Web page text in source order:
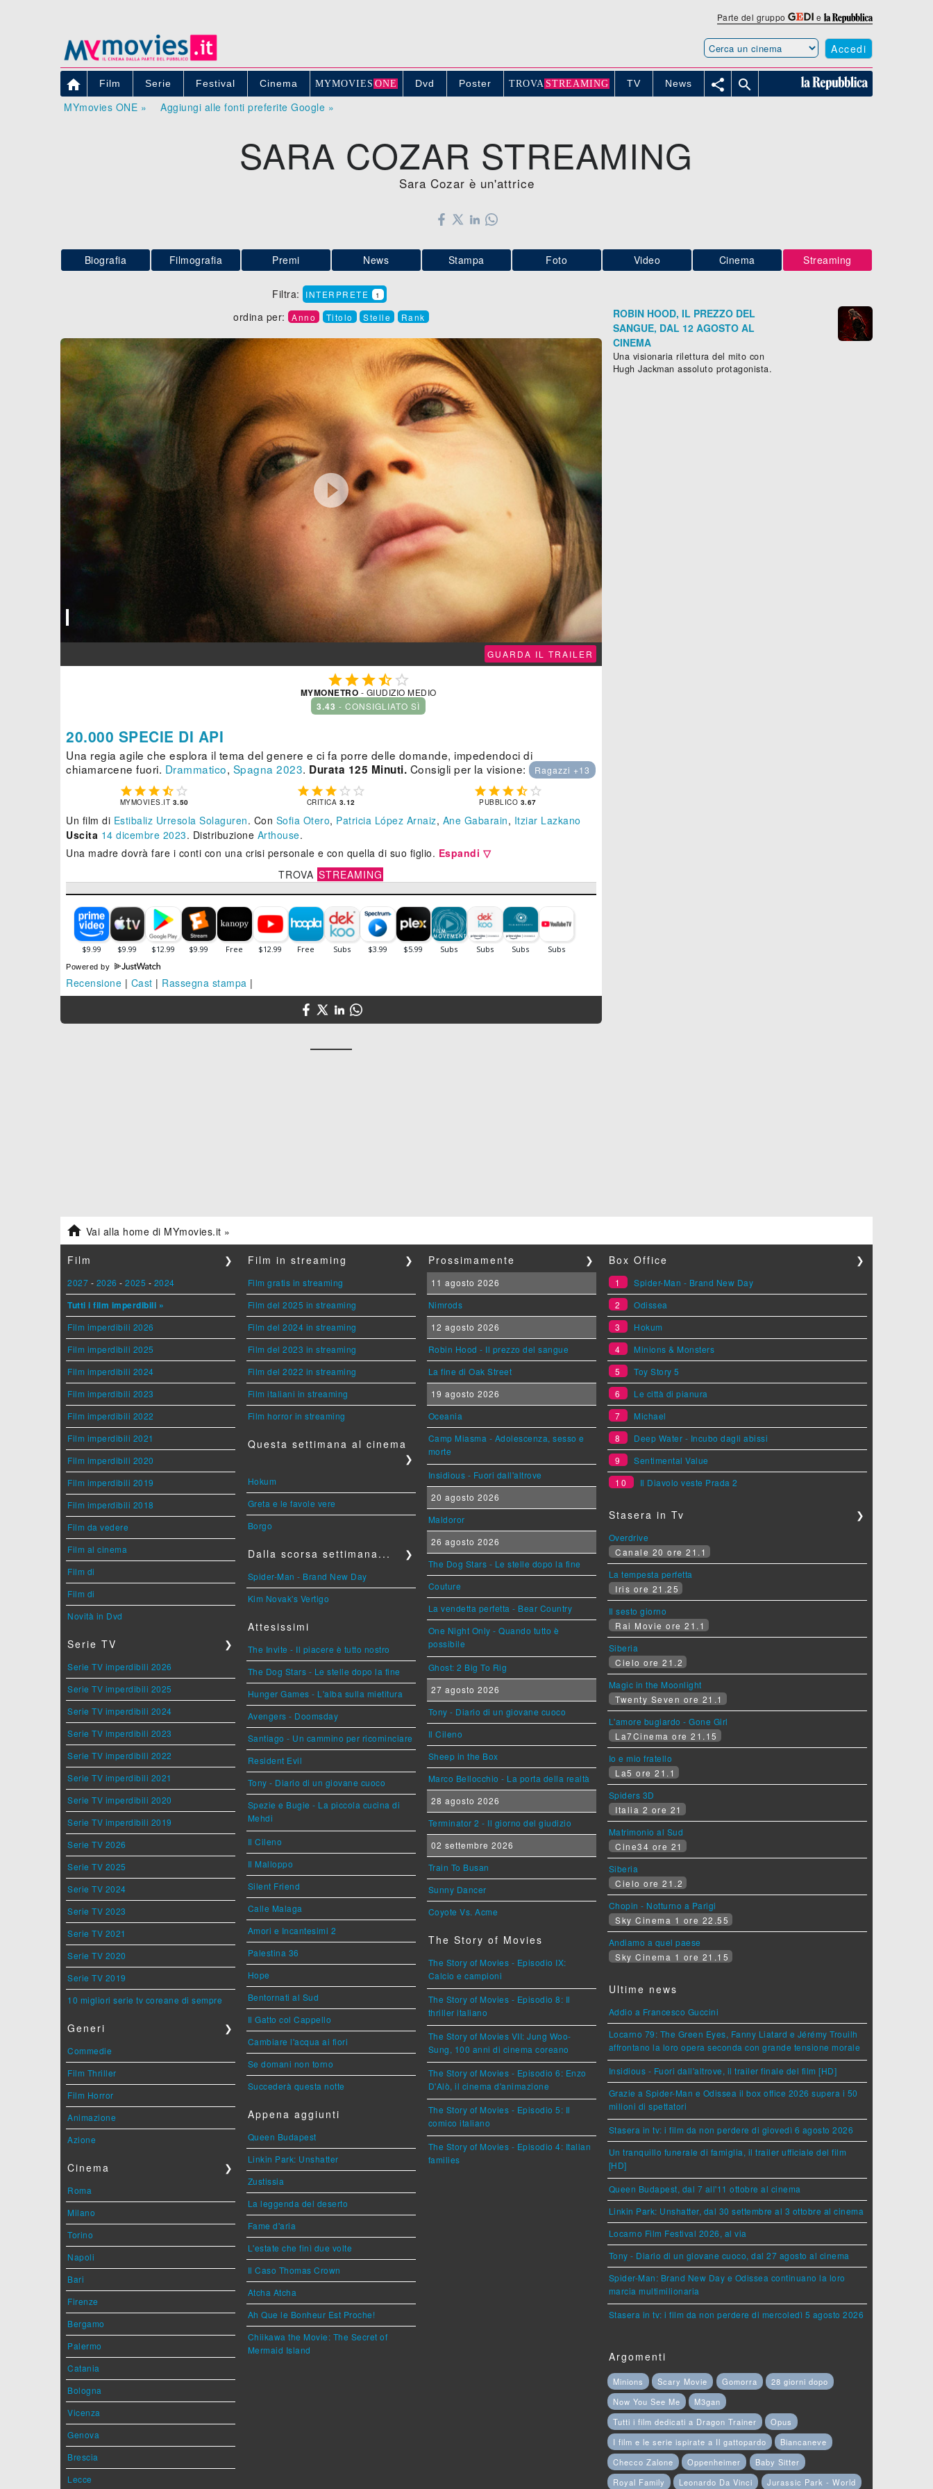
Parte del gruppo e
Accedi
 Film Serie Festival Cinema MYMOVIE S ONE Dvd Poster TROVA STREAMING TV News  
MYmovies ONE » Aggiungi alle fonti preferite Google »
SARA COZAR STREAMING
Sara Cozar è un'attrice
Biografia Filmografia Premi News Stampa Foto Video Cinema Streaming
Filtra: INTERPRETE 1
ordina per: Anno Titolo Stelle Rank

GUARDA IL TRAILER
 
MYMONETRO - GIUDIZIO MEDIO
3.43 - CONSIGLIATO SÌ
20.000 SPECIE DI API
Una regia agile che esplora il tema del genere e ci fa porre delle domande, impedendoci di
chiamarcene fuori. Drammatico, Spagna 2023. Durata 125 Minuti. Consigli per la visione: Ragazzi +13
    
MYMOVIES.IT 3.50
    
CRITICA 3.12
    
PUBBLICO 3.67
Un film di Estibaliz Urresola Solaguren. Con Sofia Otero, Patricia López Arnaiz, Ane Gabarain, Itziar Lazkano
Uscita 14 dicembre 2023. Distribuzione Arthouse.
Una madre dovrà fare i conti con una crisi personale e con quella di suo figlio. Espandi ▽
TROVA STREAMING
Powered by
Recensione | Cast | Rassegna stampa |
ROBIN HOOD, IL PREZZO DEL
SANGUE, DAL 12 AGOSTO AL
CINEMA
Una visionaria rilettura del mito con
Hugh Jackman assoluto protagonista.
 Vai alla home di MYmovies.it »
Film ❯
2027 - 2026 - 2025 - 2024
Tutti i film imperdibili »
Film imperdibili 2026
Film imperdibili 2025
Film imperdibili 2024
Film imperdibili 2023
Film imperdibili 2022
Film imperdibili 2021
Film imperdibili 2020
Film imperdibili 2019
Film imperdibili 2018
Film da vedere
Film al cinema
Film di
Film di
Novità in Dvd
Serie TV ❯
Serie TV imperdibili 2026
Serie TV imperdibili 2025
Serie TV imperdibili 2024
Serie TV imperdibili 2023
Serie TV imperdibili 2022
Serie TV imperdibili 2021
Serie TV imperdibili 2020
Serie TV imperdibili 2019
Serie TV 2026
Serie TV 2025
Serie TV 2024
Serie TV 2023
Serie TV 2021
Serie TV 2020
Serie TV 2019
10 migliori serie tv coreane di sempre
Generi ❯
Commedie
Film Thriller
Film Horror
Animazione
Azione
Cinema ❯
Roma
Milano
Torino
Napoli
Bari
Firenze
Bergamo
Palermo
Catania
Bologna
Vicenza
Genova
Brescia
Lecce
Film in streaming ❯
Film gratis in streaming
Film del 2025 in streaming
Film del 2024 in streaming
Film del 2023 in streaming
Film del 2022 in streaming
Film italiani in streaming
Film horror in streaming
Questa settimana al cinema
❯
Hokum
Greta e le favole vere
Borgo
Dalla scorsa settimana... ❯
Spider-Man - Brand New Day
Kim Novak's Vertigo
Attesissimi
The Invite - Il piacere è tutto nostro
The Dog Stars - Le stelle dopo la fine
Hunger Games - L'alba sulla mietitura
Avengers - Doomsday
Santiago - Un cammino per ricominciare
Resident Evil
Tony - Diario di un giovane cuoco
Spezie e Bugie - La piccola cucina di
Mehdi
Il Cileno
Il Malloppo
Silent Friend
Calle Malaga
Amori e Incantesimi 2
Palestina 36
Hope
Bentornati al Sud
Il Gatto col Cappello
Cambiare l'acqua ai fiori
Se domani non torno
Succederà questa notte
Appena aggiunti
Queen Budapest
Linkin Park: Unshatter
Zustissia
La leggenda del deserto
Fame d'aria
L'estate che finì due volte
Il Caso Thomas Crown
Atcha Atcha
Ah Que le Bonheur Est Proche!
Chiikawa the Movie: The Secret of
Mermaid Island
Prossimamente ❯
11 agosto 2026
Nimrods
12 agosto 2026
Robin Hood - Il prezzo del sangue
La fine di Oak Street
19 agosto 2026
Oceania
Camp Miasma - Adolescenza, sesso e
morte
Insidious - Fuori dall'altrove
20 agosto 2026
Maldoror
26 agosto 2026
The Dog Stars - Le stelle dopo la fine
Couture
La vendetta perfetta - Bear Country
One Night Only - Quando tutto è
possibile
Ghost: 2 Big To Rig
27 agosto 2026
Tony - Diario di un giovane cuoco
Il Cileno
Sheep in the Box
Marco Bellocchio - La porta della realtà
28 agosto 2026
Terminator 2 - Il giorno del giudizio
02 settembre 2026
Train To Busan
Sunny Dancer
Coyote Vs. Acme
The Story of Movies
The Story of Movies - Episodio IX:
Calcio e campioni
The Story of Movies - Episodio 8: Il
thriller italiano
The Story of Movies VII: Jung Woo-
Sung, 100 anni di cinema coreano
The Story of Movies - Episodio 6: Enzo
D'Alò, il cinema d'animazione
The Story of Movies - Episodio 5: Il
comico italiano
The Story of Movies - Episodio 4: Italian
families
Box Office ❯
1
Spider-Man - Brand New Day
2
Odissea
3
Hokum
4
Minions & Monsters
5
Toy Story 5
6
Le città di pianura
7
Michael
8
Deep Water - Incubo dagli abissi
9
Sentimental Value
10
Il Diavolo veste Prada 2
Stasera in Tv ❯
Overdrive
Canale 20 ore 21.1
La tempesta perfetta
Iris ore 21.25
Il sesto giorno
Rai Movie ore 21.1
Siberia
Cielo ore 21.2
Magic in the Moonlight
Twenty Seven ore 21.1
L'amore bugiardo - Gone Girl
La7Cinema ore 21.15
Io e mio fratello
La5 ore 21.1
Spiders 3D
Italia 2 ore 21
Matrimonio al Sud
Cine34 ore 21
Siberia
Cielo ore 21.2
Chopin - Notturno a Parigi
Sky Cinema 1 ore 22.55
Andiamo a quel paese
Sky Cinema 1 ore 21.15
Ultime news
Addio a Francesco Guccini
Locarno 79: The Green Eyes, Fanny Liatard e Jérémy Trouilh
affrontano la loro opera seconda con grande tensione morale
Insidious - Fuori dall'altrove, il trailer finale del film [HD]
Grazie a Spider-Man e Odissea il box office 2026 supera i 50
milioni di spettatori
Stasera in tv: i film da non perdere di giovedì 6 agosto 2026
Un tranquillo funerale di famiglia, il trailer ufficiale del film
[HD]
Queen Budapest, dal 7 all'11 ottobre al cinema
Linkin Park: Unshatter, dal 30 settembre al 3 ottobre al cinema
Locarno Film Festival 2026, al via
Tony - Diario di un giovane cuoco, dal 27 agosto al cinema
Spider-Man: Brand New Day e Odissea continuano la loro
marcia multimilionaria
Stasera in tv: i film da non perdere di mercoledì 5 agosto 2026
Argomenti
Minions Scary Movie Gomorra
28 giorni dopo
Now You See Me
M3gan
Tutti i film dedicati a Dragon Trainer
Opus
I film e le serie ispirate a Il gattopardo
Biancaneve
Checco Zalone
Oppenheimer
Baby Sitter
Royal Family
Leonardo Da Vinci Jurassic Park - World